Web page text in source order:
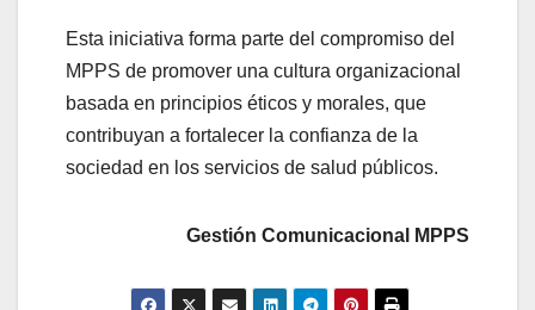
Esta iniciativa forma parte del compromiso del
MPPS de promover una cultura organizacional
basada en principios éticos y morales, que
contribuyan a fortalecer la confianza de la
sociedad en los servicios de salud públicos.
Gestión Comunicacional MPPS